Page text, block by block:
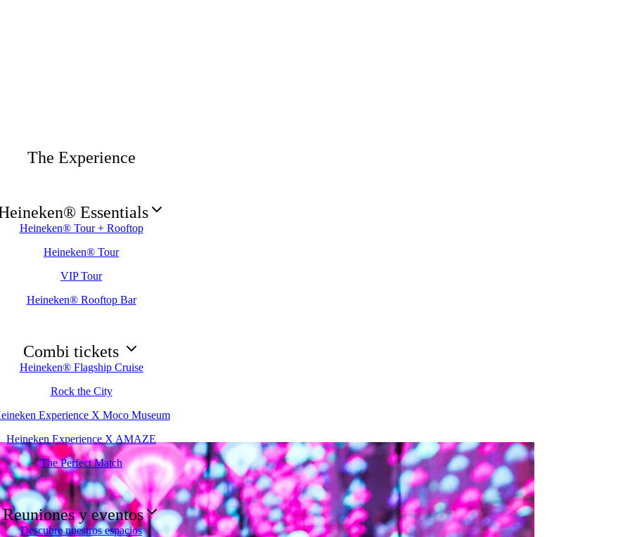
The Experience
Essentials
Heineken® Tour + Rooftop
Heineken® Tour
VIP Tour
Heineken® Rooftop Bar
Combi tickets
Heineken® Flagship Cruise
Rock the City
Experience X Moco Museum
Heineken Experience X AMAZE
The Perfect Match
Reuniones y eventos
Descubre nuestros espacios